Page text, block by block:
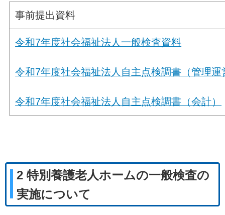
事前提出資料
令和7年度社会福祉法人一般検査資料
令和7年度社会福祉法人自主点検調書（管理運
令和7年度社会福祉法人自主点検調書（会計）
2 特別養護老人ホームの一般検査の
実施について